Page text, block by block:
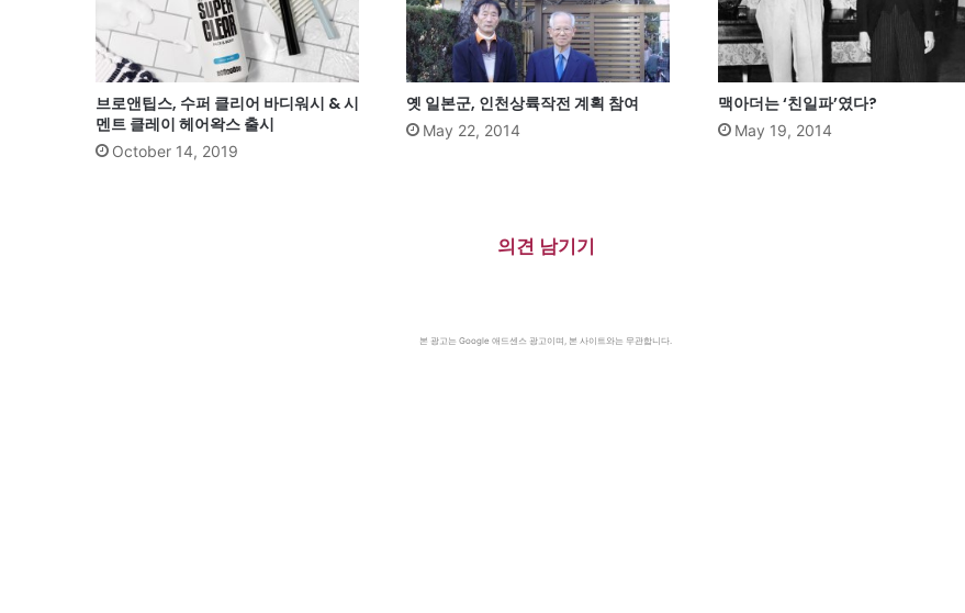
브로앤팁스, 수퍼 클리어 바디워시 & 시
멘트 클레이 헤어왁스 출시
October 14, 2019
옛 일본군, 인천상륙작전 계획 참여
May 22, 2014
맥아더는 ‘친일파’였다?
May 19, 2014
의견 남기기
본 광고는 Google 애드센스 광고이며, 본 사이트와는 무관합니다.